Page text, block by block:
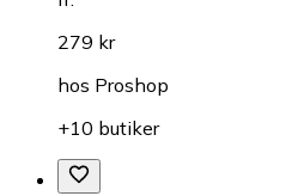
279 kr
hos Proshop
+10 butiker